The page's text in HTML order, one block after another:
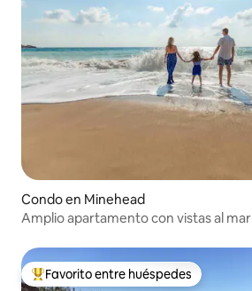
Condo en Minehead
Amplio apartamento con vistas al mar
Favorito entre huéspedes preferido
Favorito entre huéspedes